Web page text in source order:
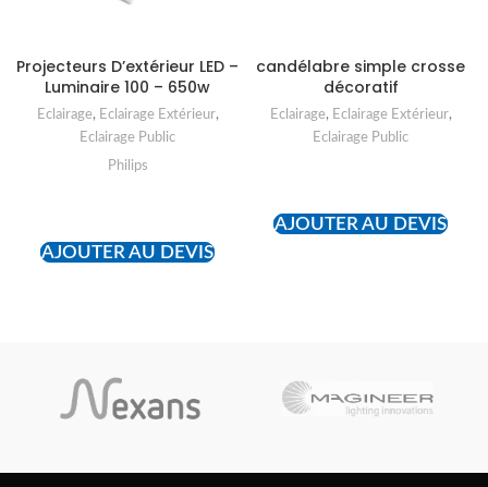
Projecteurs D’extérieur LED –
Luminaire 100 – 650w
Eclairage, Eclairage Extérieur,
Eclairage Public
Philips
AJOUTER AU DEVIS
candélabre simple crosse
décoratif
Eclairage, Eclairage Extérieur,
Eclairage Public
AJOUTER AU DEVIS